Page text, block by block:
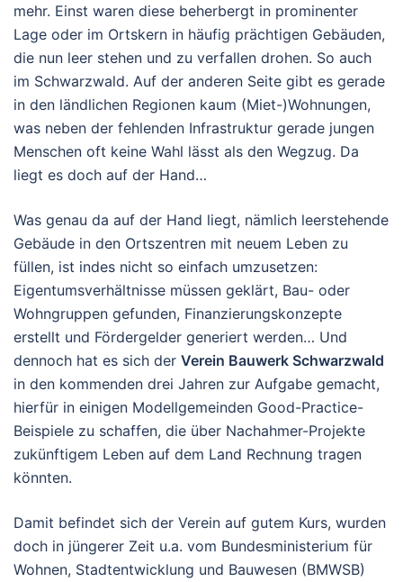
mehr. Einst waren diese beherbergt in prominenter
Lage oder im Ortskern in häufig prächtigen Gebäuden,
die nun leer stehen und zu verfallen drohen. So auch
im Schwarzwald. Auf der anderen Seite gibt es gerade
in den ländlichen Regionen kaum (Miet-)Wohnungen,
was neben der fehlenden Infrastruktur gerade jungen
Menschen oft keine Wahl lässt als den Wegzug. Da
liegt es doch auf der Hand…
Was genau da auf der Hand liegt, nämlich leerstehende
Gebäude in den Ortszentren mit neuem Leben zu
füllen, ist indes nicht so einfach umzusetzen:
Eigentumsverhältnisse müssen geklärt, Bau- oder
Wohngruppen gefunden, Finanzierungskonzepte
erstellt und Fördergelder generiert werden… Und
dennoch hat es sich der Verein Bauwerk Schwarzwald
in den kommenden drei Jahren zur Aufgabe gemacht,
hierfür in einigen Modellgemeinden Good-Practice-
Beispiele zu schaffen, die über Nachahmer-Projekte
zukünftigem Leben auf dem Land Rechnung tragen
könnten.
Damit befindet sich der Verein auf gutem Kurs, wurden
doch in jüngerer Zeit u.a. vom Bundesministerium für
Wohnen, Stadtentwicklung und Bauwesen (BMWSB)